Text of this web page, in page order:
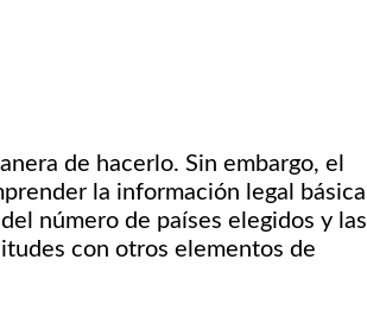
de hacerlo. Sin embargo, el
la información legal básica
número de países elegidos y las
con otros elementos de